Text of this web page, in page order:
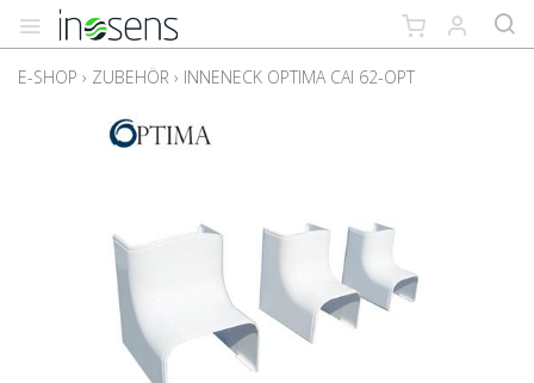
E-SHOP › ZUBEHÖR › INNENECK OPTIMA CAI 62-OPT